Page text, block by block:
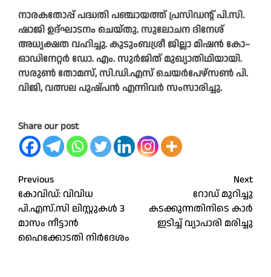
നാരകതോപ്പ് പദ്ധതി പഞ്ചായത്ത്‌ പ്രസിഡന്റ്‌ പി.സി.
ഷാജി ഉദ്ഘാടനം ചെയ്തു. സുലോചന ദിനേശ്
അധ്യക്ഷത വഹിച്ചു. കുടുംബശ്രീ ജില്ലാ മിഷൻ കോ–
ഓഡിനേറ്റർ ഡോ. എം. സുർജിത് മുഖ്യാതിഥിയായി.
സരുൺ തോമസ്, സി.ഡി.എസ്‌ ചെയർപേഴ്‌സൺ പി.
വിജി, വത്സല പുഷ്‌പൻ എന്നിവർ സംസാരിച്ചു.
Share our post
Post
navigation
Previous
കോവിഡ്: വിവിധ
പി.എസ്‌.സി ലിസ്റ്റുകൾ 3
മാസം നീട്ടാൻ
ഹൈക്കോടതി നിർദേശം
Next
റോഡ് മുറിച്ചു
കടക്കുന്നതിനിടെ കാർ
ഇടിച്ച് വ്യാപാരി മരിച്ചു